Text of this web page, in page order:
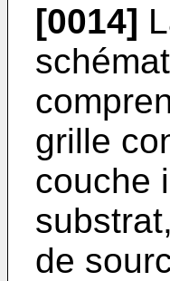
[0014]
grille
couche
de